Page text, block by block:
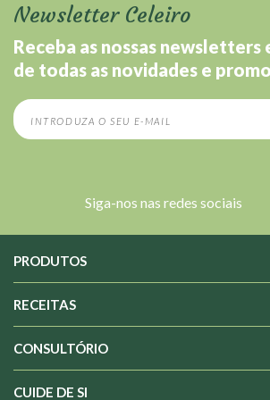
Newsletter Celeiro
Receba as nossas newsletters
de todas as novidades e
Siga-nos nas redes sociais
PRODUTOS
RECEITAS
CONSULTÓRIO
CUIDE DE SI